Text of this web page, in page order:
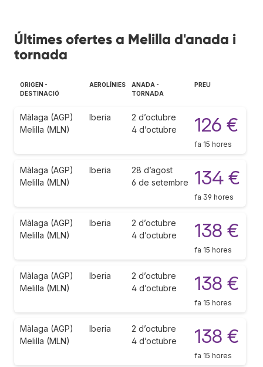
Últimes ofertes a Melilla d'anada i
tornada
ORIGEN -
DESTINACIÓ
AEROLÍNIES
ANADA -
TORNADA
PREU
Màlaga (AGP)
Melilla (MLN)
Iberia
2 d’octubre
4 d’octubre
126 €
fa 15 hores
Màlaga (AGP)
Melilla (MLN)
Iberia
28 d’agost
6 de setembre
134 €
fa 39 hores
Màlaga (AGP)
Melilla (MLN)
Iberia
2 d’octubre
4 d’octubre
138 €
fa 15 hores
Màlaga (AGP)
Melilla (MLN)
Iberia
2 d’octubre
4 d’octubre
138 €
fa 15 hores
Màlaga (AGP)
Melilla (MLN)
Iberia
2 d’octubre
4 d’octubre
138 €
fa 15 hores